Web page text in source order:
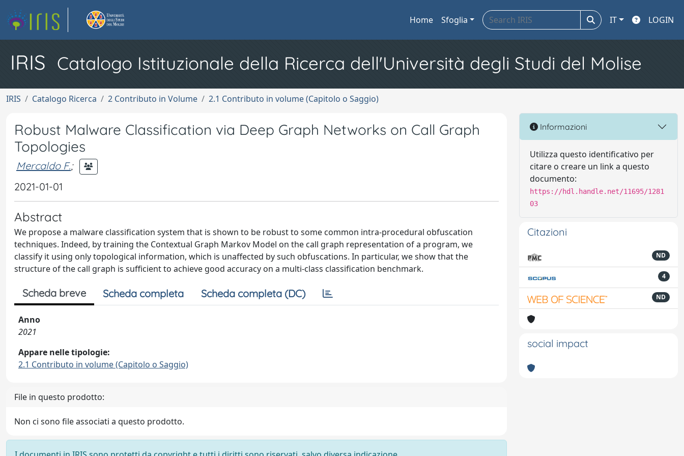
Home Sfoglia IT LOGIN
IRIS Catalogo Istituzionale della Ricerca dell'Università degli Studi del Molise
IRIS Catalogo Ricerca 2 Contributo in Volume 2.1 Contributo in volume (Capitolo o Saggio)
Robust Malware Classification via Deep Graph Networks on Call Graph
Topologies
Mercaldo F.;
2021-01-01
Abstract
We propose a malware classification system that is shown to be robust to some common intra-procedural obfuscation
techniques. Indeed, by training the Contextual Graph Markov Model on the call graph representation of a program, we
classify it using only topological information, which is unaffected by such obfuscations. In particular, we show that the
structure of the call graph is sufficient to achieve good accuracy on a multi-class classification benchmark.
Scheda breve Scheda completa Scheda completa (DC)
Anno
2021
Appare nelle tipologie:
2.1 Contributo in volume (Capitolo o Saggio)
File in questo prodotto:
Non ci sono file associati a questo prodotto.
Informazioni
Utilizza questo identificativo per
citare o creare un link a questo
documento:
https://hdl.handle.net/11695/1281
03
Citazioni
ND
4
ND
social impact